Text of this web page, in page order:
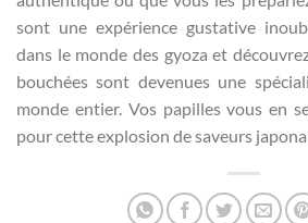
sont une expérience gustative
dans le monde des gyoza et
bouchées sont devenues une
monde entier. Vos papilles vous en
pour cette explosion de saveurs